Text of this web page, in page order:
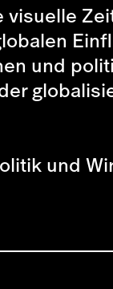
und
und